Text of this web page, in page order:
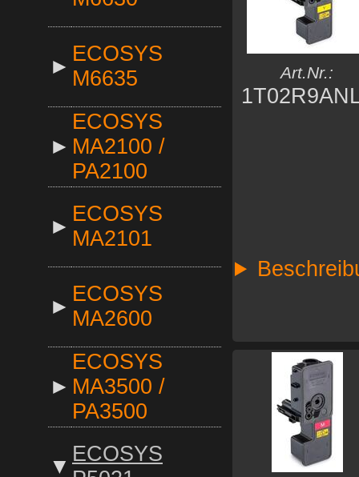
►
ECOSYS
M6635
►
ECOSYS
MA2100 /
PA2100
►
ECOSYS
MA2101
►
ECOSYS
MA2600
►
ECOSYS
MA3500 /
PA3500
▼
ECOSYS
Art.Nr.: